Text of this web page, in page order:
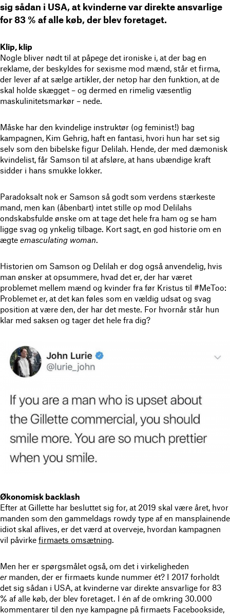
sig sådan i USA, at kvinderne var direkte ansvarlige
for 83 % af alle køb, der blev foretaget.
Klip, klip
Nogle bliver nødt til at påpege det ironiske i, at der bag en
reklame, der beskyldes for sexisme mod mænd, står et firma,
der lever af at sælge artikler, der netop har den funktion, at de
skal holde skægget – og dermed en rimelig væsentlig
maskulinitetsmarkør – nede.
Måske har den kvindelige instruktør (og feminist!) bag
kampagnen, Kim Gehrig, haft en fantasi, hvori hun har set sig
selv som den bibelske figur Delilah. Hende, der med dæmonisk
kvindelist, får Samson til at afsløre, at hans ubændige kraft
sidder i hans smukke lokker.
Paradoksalt nok er Samson så godt som verdens stærkeste
mand, men kan (åbenbart) intet stille op mod Delilahs
ondskabsfulde ønske om at tage det hele fra ham og se ham
ligge svag og ynkelig tilbage. Kort sagt, en god historie om en
ægte emasculating woman.
Historien om Samson og Delilah er dog også anvendelig, hvis
man ønsker at opsummere, hvad det er, der har været
problemet mellem mænd og kvinder fra før Kristus til #MeToo:
Problemet er, at det kan føles som en vældig udsat og svag
position at være den, der har det meste. For hvornår står hun
klar med saksen og tager det hele fra dig?
Økonomisk backlash
Efter at Gillette har besluttet sig for, at 2019 skal være året, hvor
manden som den gammeldags rowdy type af en mansplainende
idiot skal aflives, er det værd at overveje, hvordan kampagnen
vil påvirke firmaets omsætning.
Men her er spørgsmålet også, om det i virkeligheden
er manden, der er firmaets kunde nummer ét? I 2017 forholdt
det sig sådan i USA, at kvinderne var direkte ansvarlige for 83
% af alle køb, der blev foretaget. I én af de omkring 30.000
kommentarer til den nye kampagne på firmaets Facebookside,